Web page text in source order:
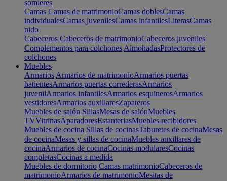
somieres
Camas Camas de matrimonioCamas doblesCamas
individualesCamas juvenilesCamas infantilesLiterasCamas
nido
Cabeceros Cabeceros de matrimonioCabeceros juveniles
Complementos para colchones AlmohadasProtectores de
colchones
Muebles
Armarios Armarios de matrimonioArmarios puertas
batientesArmarios puertas correderasArmarios
juvenilArmarios infantilesArmarios esquinerosArmarios
vestidoresArmarios auxiliaresZapateros
Muebles de salón SillasMesas de salónMuebles
TVVitrinasAparadoresEstanteriasMuebles recibidores
Muebles de cocina Sillas de cocinasTaburetes de cocinaMesas
de cocinaMesas y sillas de cocinaMuebles auxiliares de
cocinaArmarios de cocinaCocinas modularesCocinas
completasCocinas a medida
Muebles de dormitorio Camas matrimonioCabeceros de
matrimonioArmarios de matrimonioMesitas de